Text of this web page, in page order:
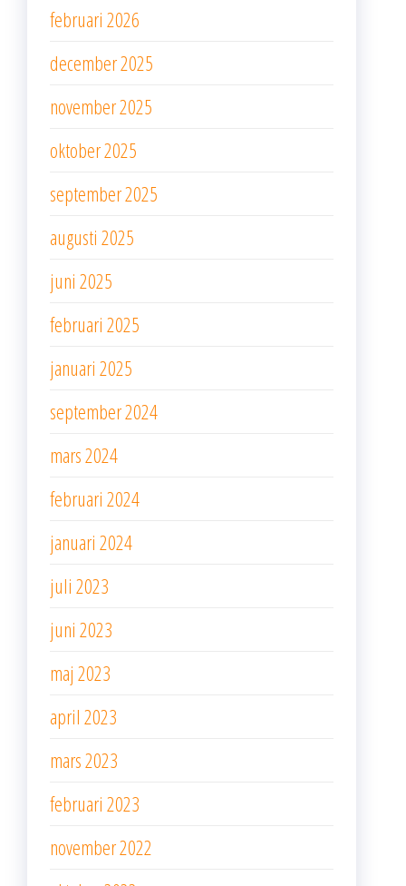
februari 2026
december 2025
november 2025
oktober 2025
september 2025
augusti 2025
juni 2025
februari 2025
januari 2025
september 2024
mars 2024
februari 2024
januari 2024
juli 2023
juni 2023
maj 2023
april 2023
mars 2023
februari 2023
november 2022